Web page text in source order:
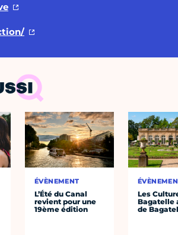
ÉVÈNEMENT
L’Été du Canal
revient pour une
19ème édition
Les
Bagatelle
de